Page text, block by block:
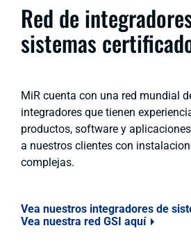
Red de
sistemas
MiR cuenta con una red mundial
integradores que tienen
productos, software y
a nuestros clientes con
complejas.
Vea nuestros integradores de
Vea nuestra red GSI aquí